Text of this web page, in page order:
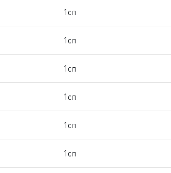
1сп
1сп
1сп
1сп
1сп
1сп